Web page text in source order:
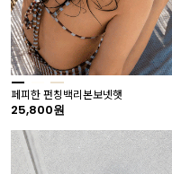
페피한 펀칭백리본보넷햇
25,800원